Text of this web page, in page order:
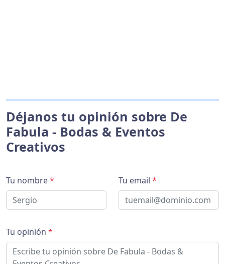
Déjanos tu opinión sobre De
Fabula - Bodas & Eventos
Creativos
Tu nombre* Tu email *
Tu opinión *